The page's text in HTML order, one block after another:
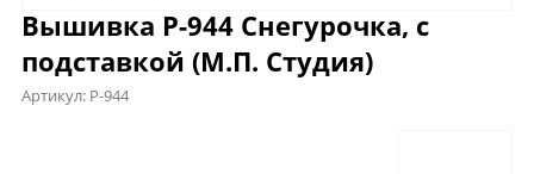
Вышивка Р-944 Снегурочка, с
подставкой (М.П. Студия)
Артикул: Р-944